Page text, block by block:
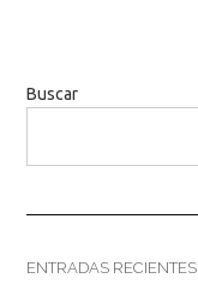
Buscar
ENTRADAS RECIENTES